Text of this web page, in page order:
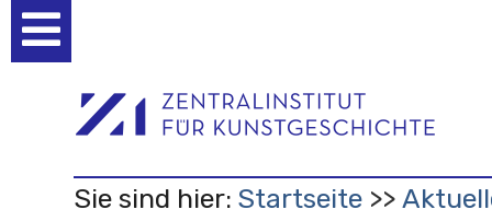
Werkzeuge
Sie sind hier: Startseite